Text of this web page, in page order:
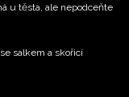
u těsta, ale nepodceňte
salkem a skořicí